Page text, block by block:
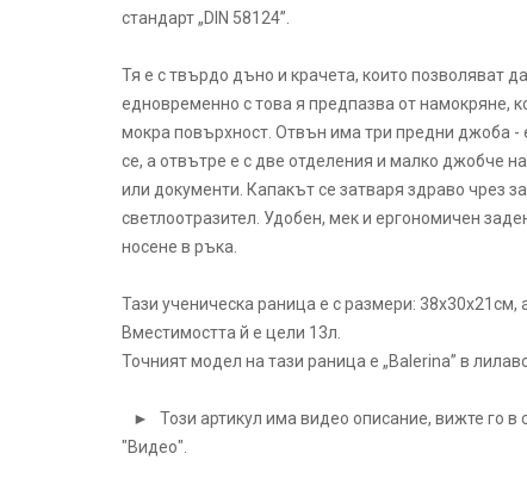
стандарт „DIN 58124”.
Тя е с твърдо дъно и крачета, които позволяват
едновременно с това я предпазва от намокряне,
мокра повърхност. Отвън има три предни джоба -
се, а отвътре е с две отделения и малко джобче
или документи. Капакът се затваря здраво чрез
светлоотразител. Удобен, мек и ергономичен
носене в ръка.
Тази ученическа раница е с размери: 38х30х21см,
Вместимостта й е цели 13л.
Точният модел на тази раница е „Balerina” в
► Този артикул има видео описание, вижте го в
"Видео".